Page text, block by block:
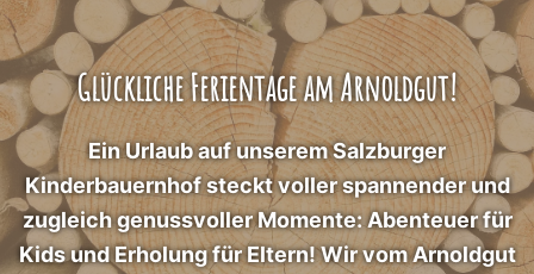
Glückliche Ferientage am Arnoldgut!
Ein Urlaub auf unserem Salzburger
Kinderbauernhof steckt voller spannender und
zugleich genussvoller Momente: Abenteuer für
Kids und Erholung für Eltern! Wir vom Arnoldgut